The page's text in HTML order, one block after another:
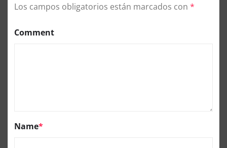
Los campos obligatorios están marcados con *
Comment
Name*